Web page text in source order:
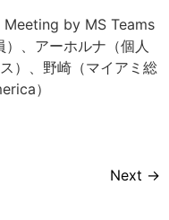
Meeting by MS Teams
、アーホルナ（個人
）、野崎（マイアミ総
）
Next →